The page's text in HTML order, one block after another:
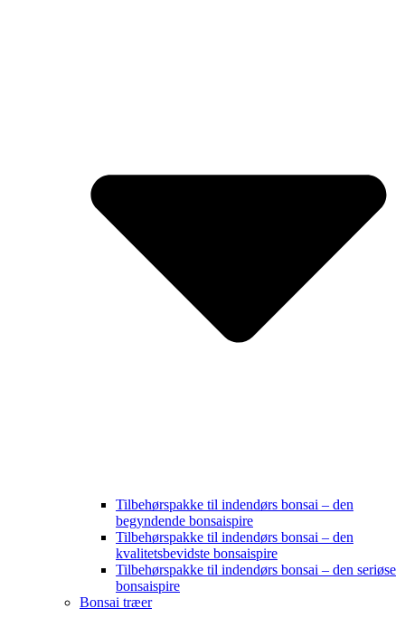
Tilbehørspakke til indendørs bonsai – den
begyndende bonsaispire
Tilbehørspakke til indendørs bonsai – den
kvalitetsbevidste bonsaispire
Tilbehørspakke til indendørs bonsai – den seriøse
bonsaispire
Bonsai træer